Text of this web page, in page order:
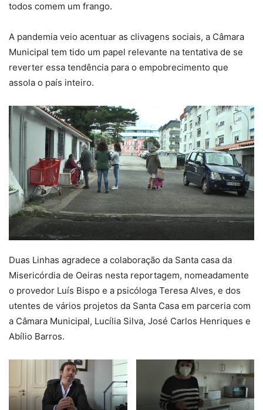
todos comem um frango.
A pandemia veio acentuar as clivagens sociais, a Câmara
Municipal tem tido um papel relevante na tentativa de se
reverter essa tendência para o empobrecimento que
assola o país inteiro.
Duas Linhas agradece a colaboração da Santa casa da
Misericórdia de Oeiras nesta reportagem, nomeadamente
o provedor Luís Bispo e a psicóloga Teresa Alves, e dos
utentes de vários projetos da Santa Casa em parceria com
a Câmara Municipal, Lucília Silva, José Carlos Henriques e
Abílio Barros.